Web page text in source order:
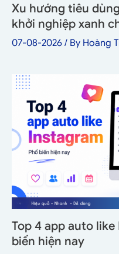
Xu hướng tiêu
khởi nghiệp xanh
07-08-2026 / By Hoàng
Top 4 app auto
biến hiện nay